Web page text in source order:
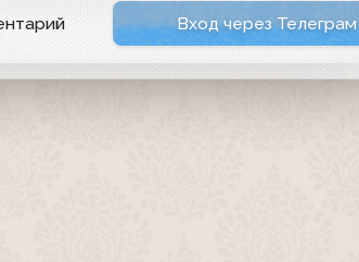
Вход через Телеграм